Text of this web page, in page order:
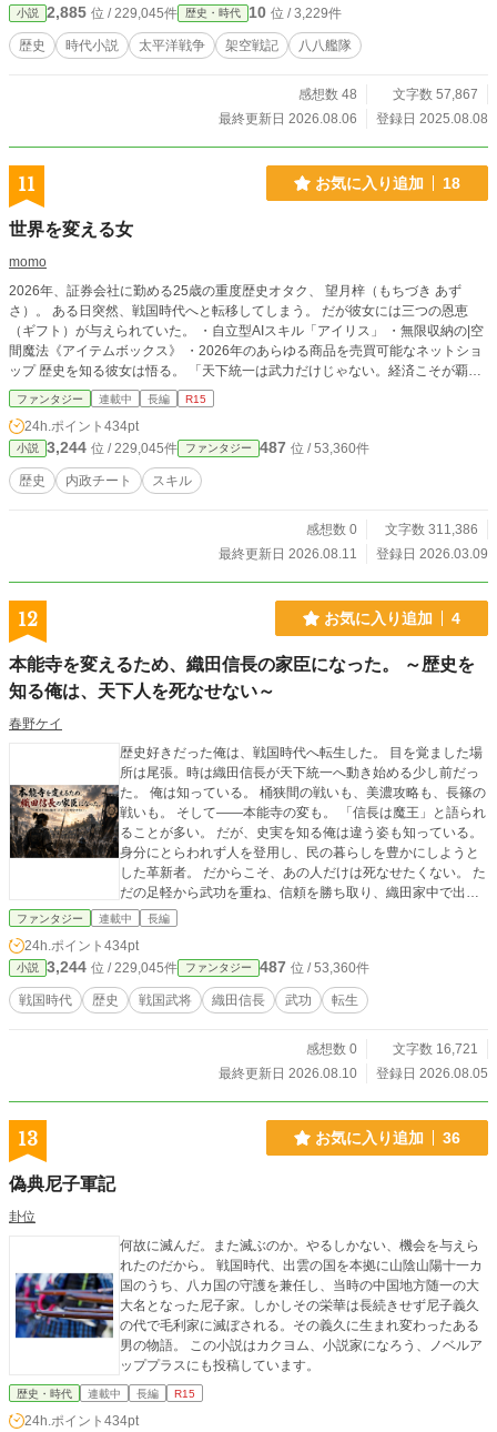
小説 2,885 位 / 229,045件 歴史・時代 10 位 / 3,229件
歴史 時代小説 太平洋戦争 架空戦記 八八艦隊
感想数 48
文字数 57,867
最終更新日 2026.08.06
登録日 2025.08.08
11 お気に入り追加 18
世界を変える女
momo
2026年、証券会社に勤める25歳の重度歴史オタク、 望月梓（もちづき あず
さ）。 ある日突然、戦国時代へと転移してしまう。 だが彼女には三つの恩恵
（ギフト）が与えられていた。 ・自立型AIスキル「アイリス」 ・無限収納の|空
間魔法《アイテムボックス》 ・2026年のあらゆる商品を売買可能なネットショ
ップ 歴史を知る彼女は悟る。 「天下統一は武力だけじゃない。経済こそが覇権
を決める」 火薬、鉄砲、金融、物流、信用取引―― 彼女は戦国日本に“株式会社
国家”という概念を持ち込む。 やがてその動きは 織田信長、 豊臣秀吉、 徳川家
康、 をも巻き込み、 日本を世界最強国家へと押し上げていく――。
ファンタジー 連載中 長編 R15
24h.ポイント 434pt
小説 3,244 位 / 229,045件 ファンタジー 487 位 / 53,360件
歴史 内政チート スキル
感想数 0
文字数 311,386
最終更新日 2026.08.11
登録日 2026.03.09
12 お気に入り追加 4
本能寺を変えるため、織田信長の家臣になった。 ～歴史を
知る俺は、天下人を死なせない～
春野ケイ
歴史好きだった俺は、戦国時代へ転生した。 目を覚ました場
所は尾張。時は織田信長が天下統一へ動き始める少し前だっ
た。 俺は知っている。 桶狭間の戦いも、美濃攻略も、長篠の
戦いも。 そして――本能寺の変も。 「信長は魔王」と語られ
ることが多い。 だが、史実を知る俺は違う姿も知っている。
身分にとらわれず人を登用し、民の暮らしを豊かにしようと
した革新者。 だからこそ、あの人だけは死なせたくない。 た
だの足軽から武功を重ね、信頼を勝ち取り、織田家中で出世
する。 すべては、運命の日――本能寺で織田信長を救うため
ファンタジー 連載中 長編
24h.ポイント 434pt
小説 3,244 位 / 229,045件 ファンタジー 487 位 / 53,360件
戦国時代 歴史 戦国武将 織田信長 武功 転生
感想数 0
文字数 16,721
最終更新日 2026.08.10
登録日 2026.08.05
13 お気に入り追加 36
偽典尼子軍記
卦位
何故に滅んだ。また滅ぶのか。やるしかない、機会を与えら
れたのだから。 戦国時代、出雲の国を本拠に山陰山陽十一カ
国のうち、八カ国の守護を兼任し、当時の中国地方随一の大
大名となった尼子家。しかしその栄華は長続きせず尼子義久
の代で毛利家に滅ぼされる。その義久に生まれ変わったある
男の物語。 この小説はカクヨム、小説家になろう、ノベルア
ッププラスにも投稿しています。
歴史・時代 連載中 長編 R15
24h.ポイント 434pt